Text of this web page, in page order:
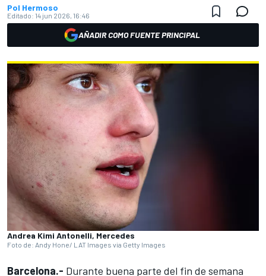
Pol Hermoso
Editado: 14 jun 2026, 16:46
AÑADIR COMO FUENTE PRINCIPAL
Andrea Kimi Antonelli, Mercedes
Foto de: Andy Hone/ LAT Images via Getty Images
Barcelona.- Durante buena parte del fin de semana